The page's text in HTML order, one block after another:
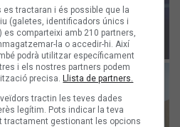
es tractaran i és possible que la
(galetes, identificadors únics i
comparteixi amb 210 partners,
la o accedir-hi. Així
podrà utilitzar específicament
i els nostres partners podem
precisa. Llista de partners.
tractin les teves dades
legítim. Pots indicar la teva
tractament gestionant les opcions